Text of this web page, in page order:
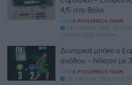
4/5 στο Βόλο
ΑΠΌ E-PTOLEMEOS TEAM
29 ΑΠΡΙΛΊΟΥ 2025, 12:47
ΙΟΥΝΊΟΥ 2025, 7:37 ΜΜ
Δυναμικά μπήκε ο
ανόδου – Νίκησε με
ΑΠΌ E-PTOLEMEOS TEAM
28 ΑΠΡΙΛΊΟΥ 2025, 10:02